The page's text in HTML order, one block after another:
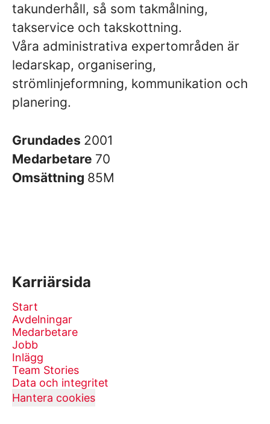
takunderhåll, så som takmålning,
takservice och takskottning.
Våra administrativa expertområden är
ledarskap, organisering,
strömlinjeformning, kommunikation och
planering.
Grundades 2001
Medarbetare 70
Omsättning 85M
Karriärsida
Start
Avdelningar
Medarbetare
Jobb
Inlägg
Team Stories
Data och integritet
Hantera cookies